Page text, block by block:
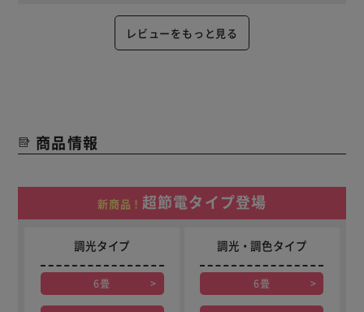
レビューをもっと見る
商品情報
新商品！ 超節電タイプ登場
調光タイプ
6畳
調光・調色タイプ
6畳